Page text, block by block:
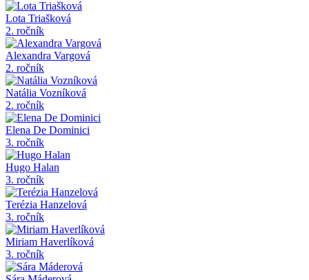
Lota Triašková
2. ročník
Alexandra Vargová
2. ročník
Natália Vozníková
2. ročník
Elena De Dominici
3. ročník
Hugo Halan
3. ročník
Terézia Hanzelová
3. ročník
Miriam Haverlíková
3. ročník